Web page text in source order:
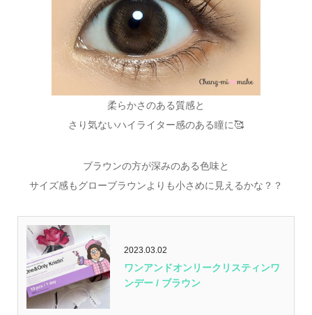
柔らかさのある質感と
さり気ないハイライター感のある瞳に🥰
ブラウンの方が深みのある色味と
サイズ感もグローブラウンよりも小さめに見えるかな？？
2023.03.02
ワンアンドオンリークリスティンワ
ンデー / ブラウン